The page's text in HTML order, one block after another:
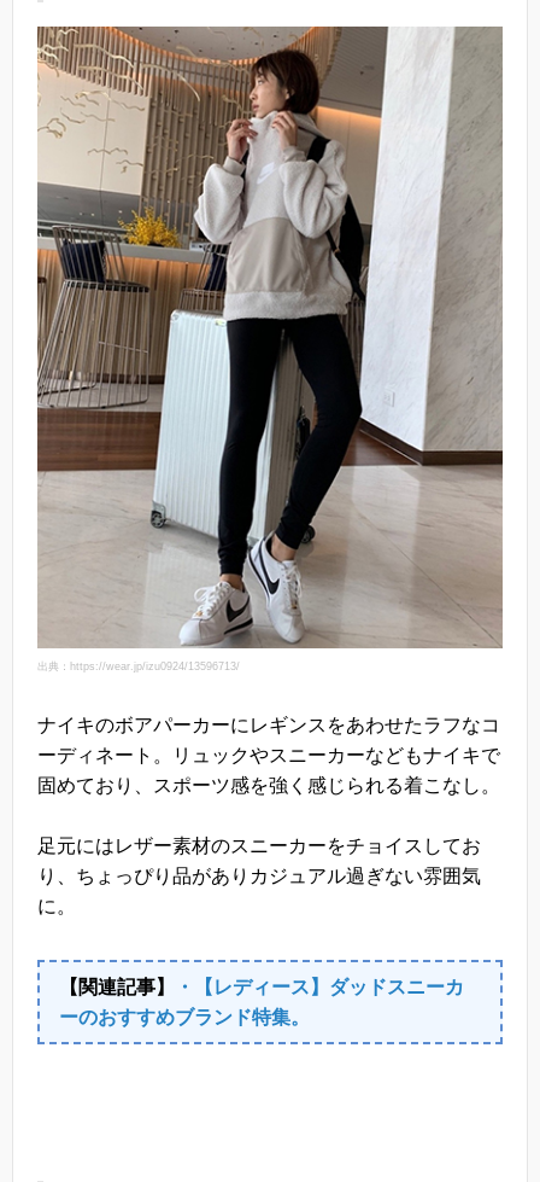
出典：https://wear.jp/izu0924/13596713/
ナイキのボアパーカーにレギンスをあわせたラフなコ
ーディネート。リュックやスニーカーなどもナイキで
固めており、スポーツ感を強く感じられる着こなし。
足元にはレザー素材のスニーカーをチョイスしてお
り、ちょっぴり品がありカジュアル過ぎない雰囲気
に。
【関連記事】
・【レディース】ダッドスニーカ
ーのおすすめブランド特集。